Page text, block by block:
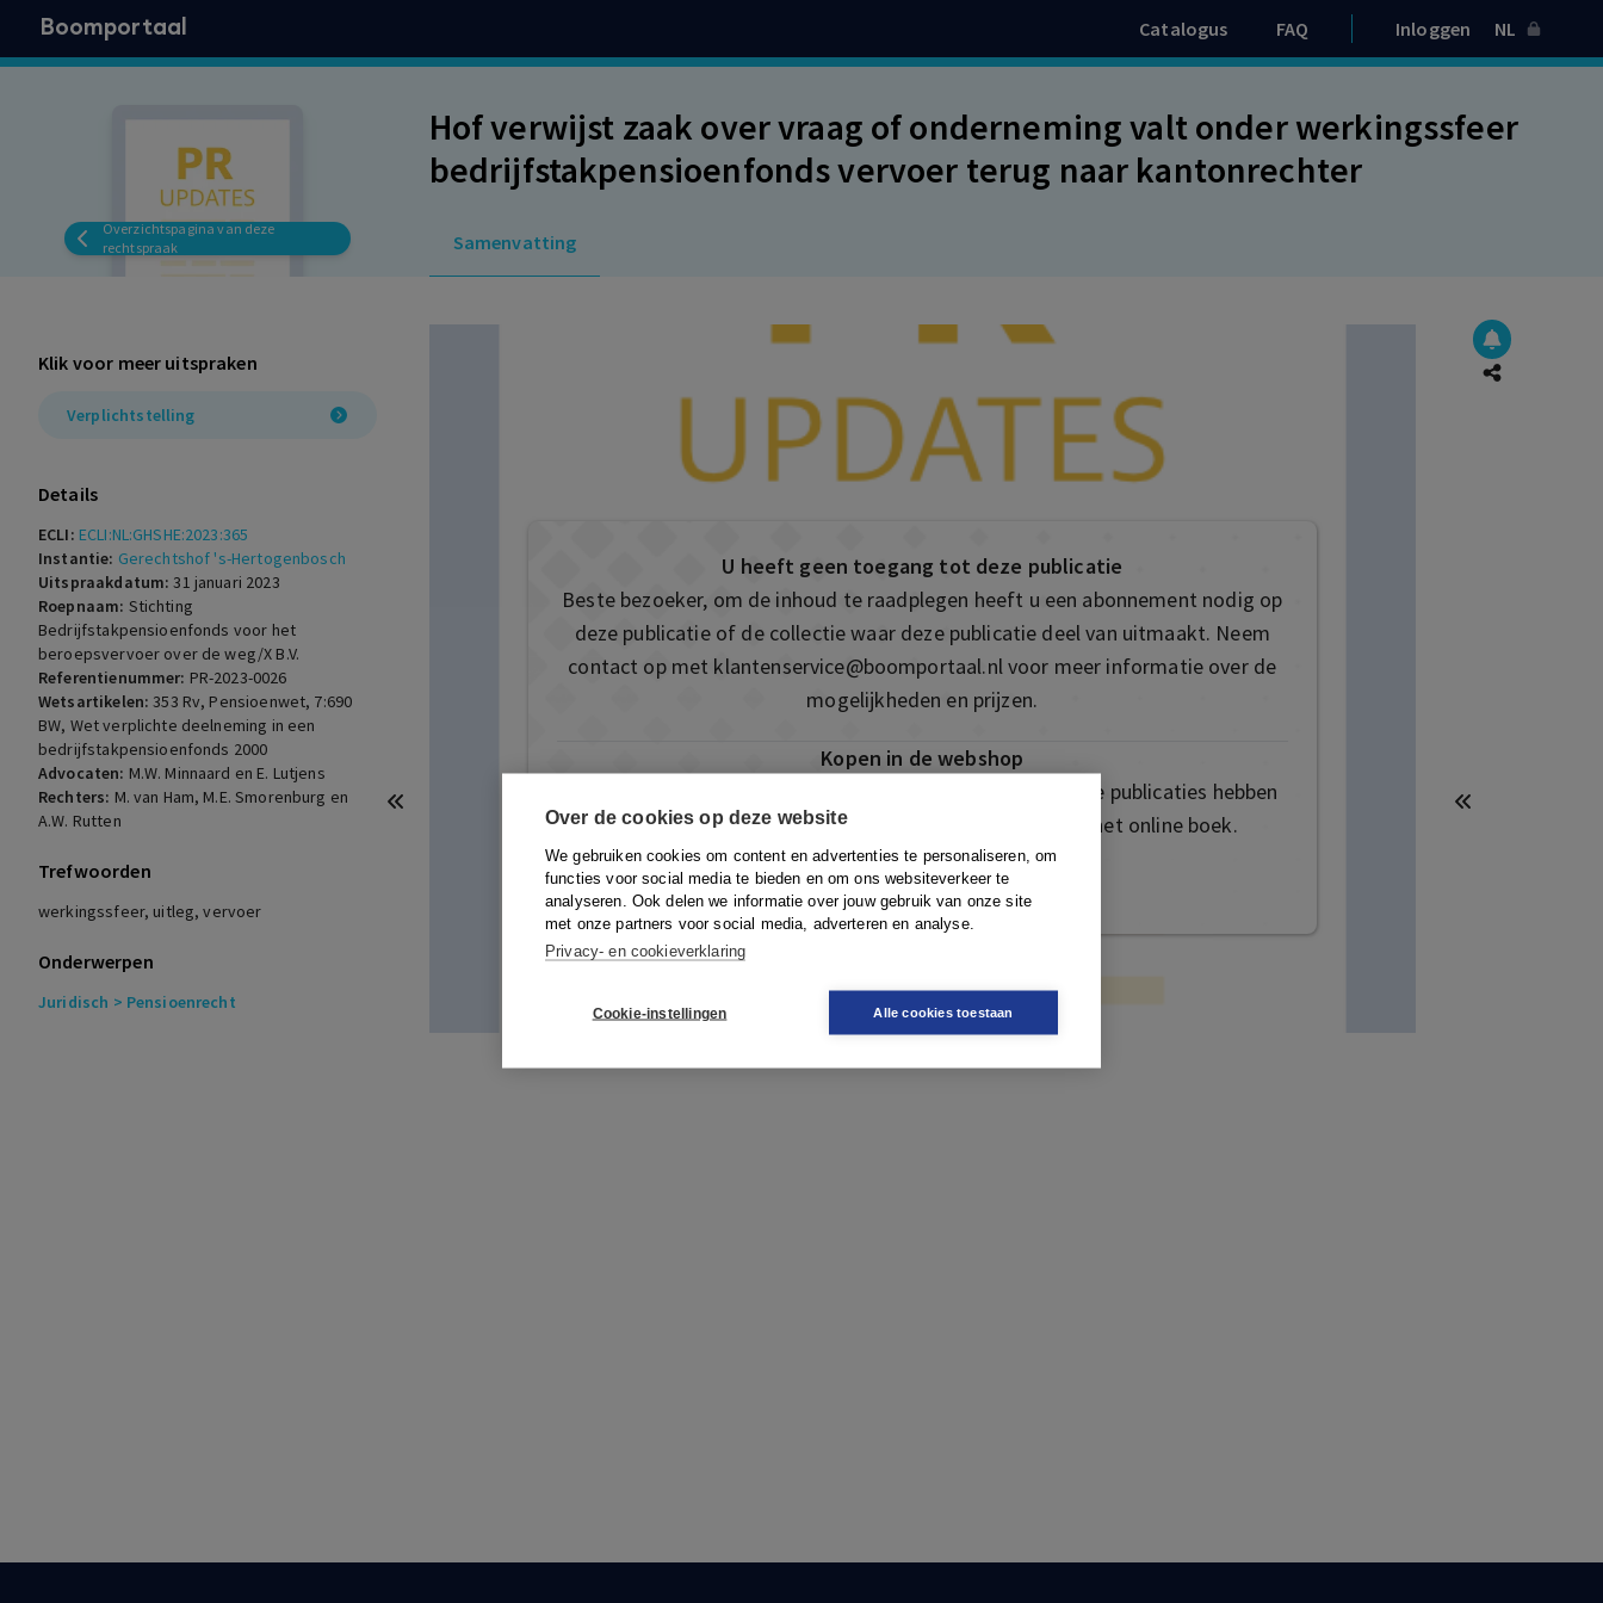
Over de cookies op deze website
We gebruiken cookies om content en advertenties te personaliseren, om
functies voor social media te bieden en om ons websiteverkeer te
analyseren. Ook delen we informatie over jouw gebruik van onze site
met onze partners voor social media, adverteren en analyse.
Privacy- en cookieverklaring
Cookie-instellingen Alle cookies toestaan
Boomportaal Catalogus FAQ Inloggen NL
Overzichtspagina van deze
rechtspraak
Hof verwijst zaak over vraag of onderneming valt onder werkingssfeer
bedrijfstakpensioenfonds vervoer terug naar kantonrechter
Samenvatting
Klik voor meer uitspraken
Verplichtstelling
Details
ECLI: ECLI:NL:GHSHE:2023:365
Instantie: Gerechtshof 's-Hertogenbosch
Uitspraakdatum:31 januari 2023
Roepnaam: Stichting
Bedrijfstakpensioenfonds voor het
beroepsvervoer over de weg/X B.V.
Referentienummer: PR-2023-0026
Wetsartikelen:353 Rv, Pensioenwet, 7:690
BW, Wet verplichte deelneming in een
bedrijfstakpensioenfonds 2000
Advocaten: M.W. Minnaard en E. Lutjens
Rechters: M. van Ham, M.E. Smorenburg en
A.W. Rutten
Trefwoorden
werkingssfeer, uitleg, vervoer
Onderwerpen
Juridisch > Pensioenrecht
U heeft geen toegang tot deze publicatie
Beste bezoeker, om de inhoud te raadplegen heeft u een abonnement nodig op
deze publicatie of de collectie waar deze publicatie deel van uitmaakt. Neem
contact op met klantenservice@boomportaal.nlvoor meer informatie over de
mogelijkheden en prijzen.
Kopen in de webshop
Deze publicatie is ook te vinden in onze webshop. Sommige publicaties hebben
ook de mogelijkheid om direct toegang te kopen tot het online boek.
Naar de webshop